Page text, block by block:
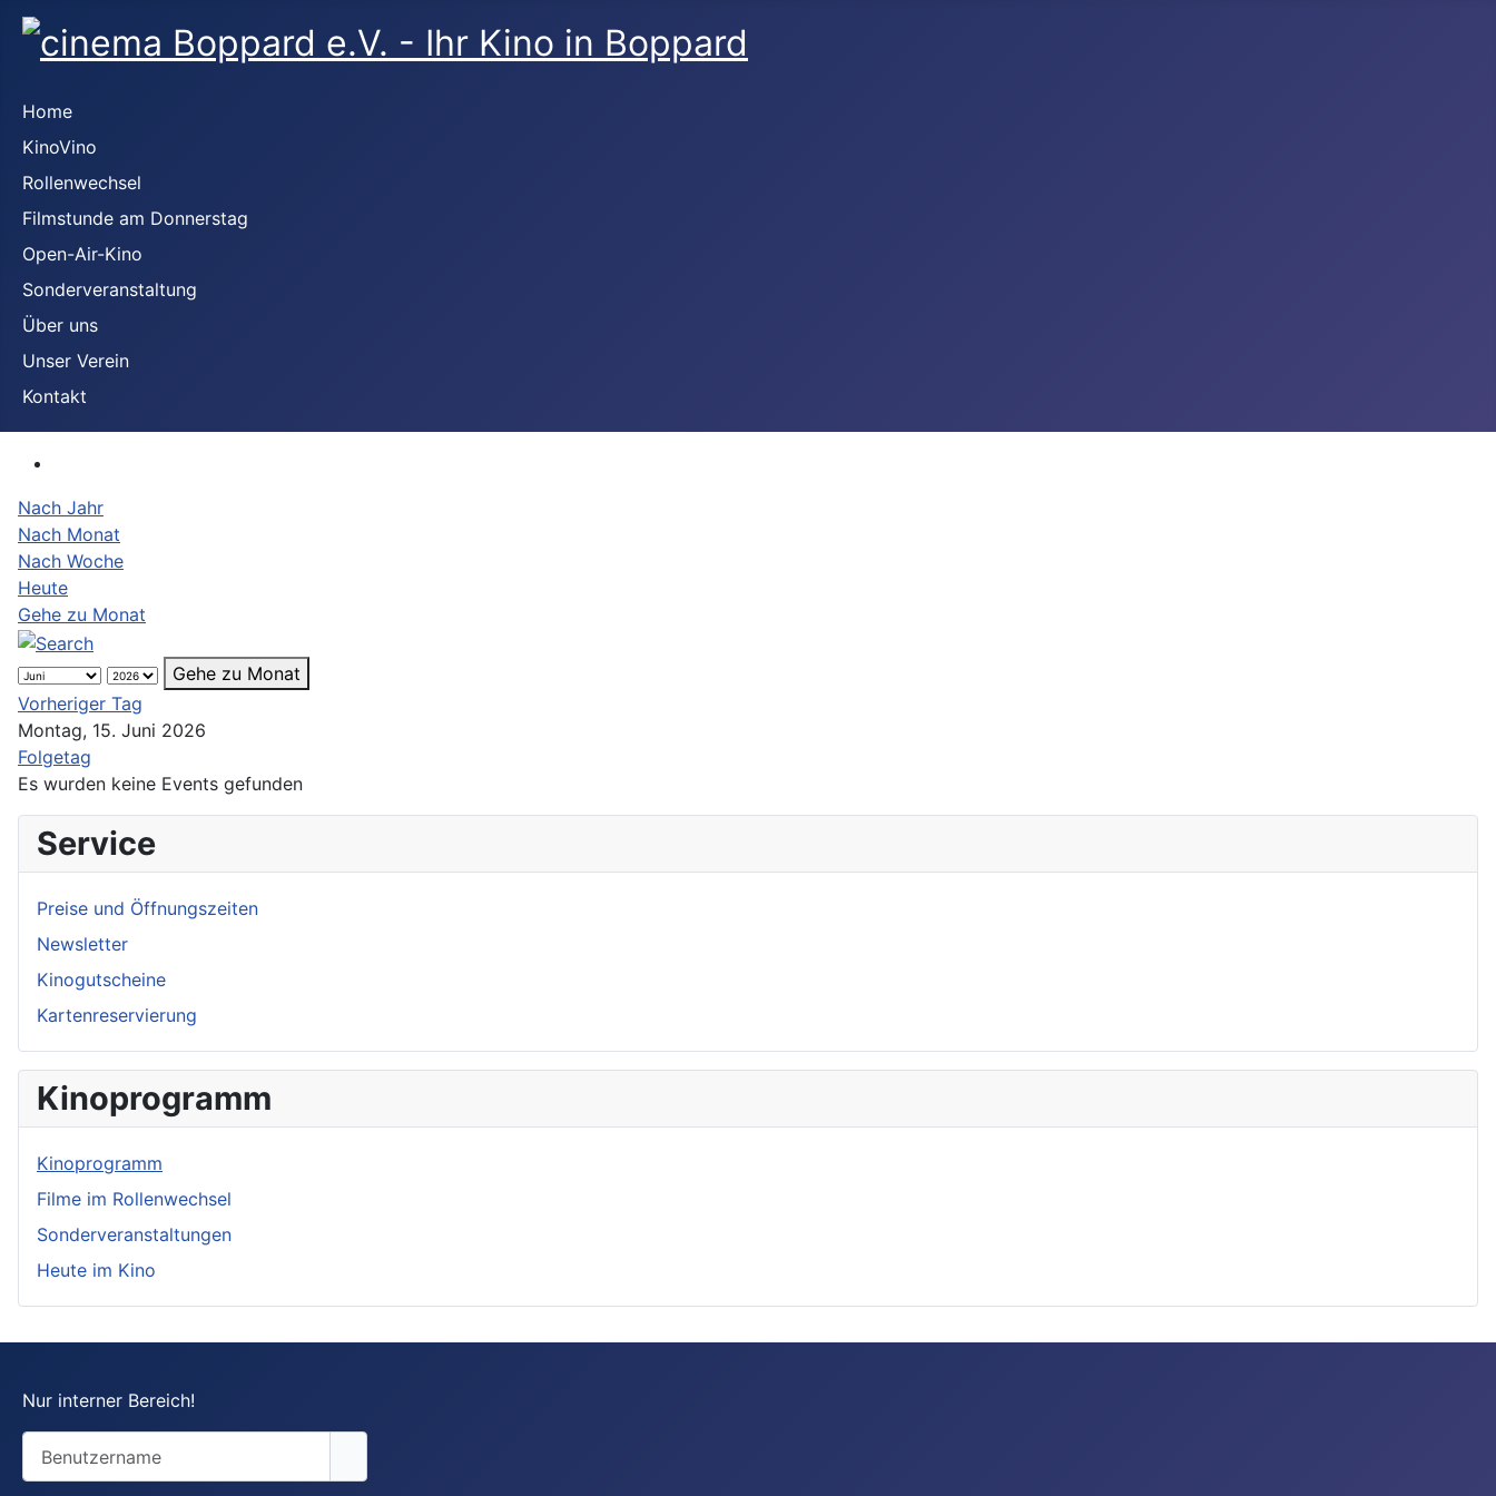
Home
KinoVino
Rollenwechsel
Filmstunde am Donnerstag
Open-Air-Kino
Sonderveranstaltung
Über uns
Unser Verein
Kontakt
Nach Jahr
Nach Monat
Nach Woche
Heute
Gehe zu Monat
Gehe zu Monat
Vorheriger Tag
Montag, 15. Juni 2026
Folgetag
Es wurden keine Events gefunden
Service
Preise und Öffnungszeiten
Newsletter
Kinogutscheine
Kartenreservierung
Kinoprogramm
Kinoprogramm
Filme im Rollenwechsel
Sonderveranstaltungen
Heute im Kino
Nur interner Bereich!
Benutzername